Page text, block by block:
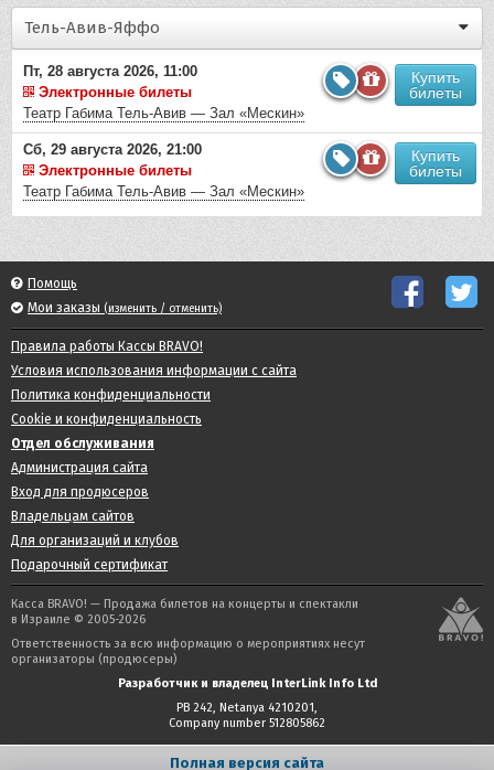
Тель-Авив-Яффо
Пт, 28 августа 2026, 11:00
Электронные билеты
Театр Габима Тель-Авив — Зал «Мескин»
Купить
билеты
Сб, 29 августа 2026, 21:00
Электронные билеты
Театр Габима Тель-Авив — Зал «Мескин»
Купить
билеты
Помощь
Мои заказы (изменить / отменить)
Правила работы Кассы BRAVO!
Условия использования информации с сайта
Политика конфиденциальности
Cookie и конфиденциальность
Отдел обслуживания
Администрация сайта
Вход для продюсеров
Владельцам сайтов
Для организаций и клубов
Подарочный сертификат
Касса BRAVO! — Продажа билетов на концерты и спектакли
в Израиле © 2005-2026
Ответственность за всю информацию о мероприятиях несут
организаторы (продюсеры)
Разработчик и владелец InterLink Info Ltd
PB 242, Netanya 4210201,
Company number 512805862
Полная версия сайта